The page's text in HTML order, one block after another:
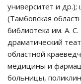
университет и
(Тамбовская
библиотека им. А.
драматический
областной
медицины и
больницы,